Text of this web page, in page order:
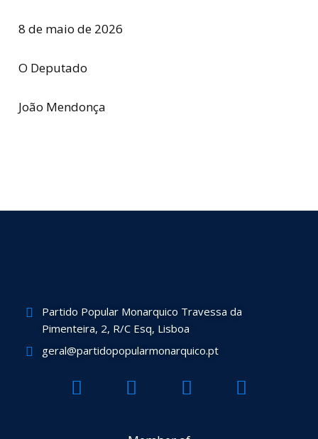
8 de maio de 2026
O Deputado
João Mendonça
Partido Popular Monarquico Travessa da
Pimenteira, 2, R/C Esq, Lisboa
geral@partidopopularmonarquico.pt
F
a
T
w
Y
o
I
n